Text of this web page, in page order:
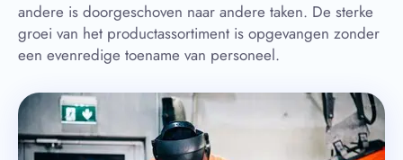
andere is doorgeschoven naar andere taken. De sterke
groei van het productassortiment is opgevangen zonder
een evenredige toename van personeel.